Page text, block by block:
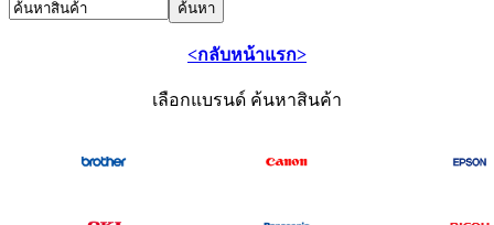
<กลับหน้าแรก>
เลือกแบรนด์ ค้นหาสินค้า